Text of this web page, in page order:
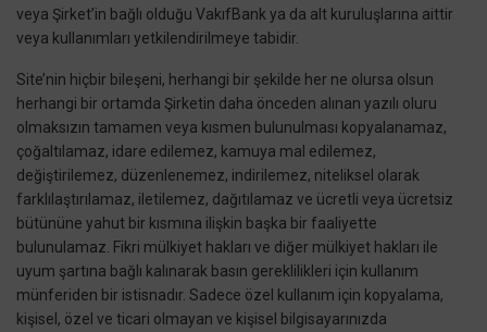
veya Şirket’in bağlı olduğu VakıfBank ya da alt kuruluşlarına aittir
veya kullanımları yetkilendirilmeye tabidir.
Site’nin hiçbir bileşeni, herhangi bir şekilde her ne olursa olsun
herhangi bir ortamda Şirketin daha önceden alınan yazılı oluru
olmaksızın tamamen veya kısmen bulunulması kopyalanamaz,
çoğaltılamaz, idare edilemez, kamuya mal edilemez,
değiştirilemez, düzenlenemez, indirilemez, niteliksel olarak
farklılaştırılamaz, iletilemez, dağıtılamaz ve ücretli veya ücretsiz
bütününe yahut bir kısmına ilişkin başka bir faaliyette
bulunulamaz. Fikri mülkiyet hakları ve diğer mülkiyet hakları ile
uyum şartına bağlı kalınarak basın gereklilikleri için kullanım
münferiden bir istisnadır. Sadece özel kullanım için kopyalama,
kişisel, özel ve ticari olmayan ve kişisel bilgisayarınızda